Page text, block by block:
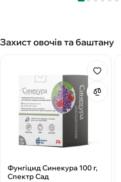
Захист овочів та баштану
Фунгіцид Синекура 100 г,
Спектр Сад